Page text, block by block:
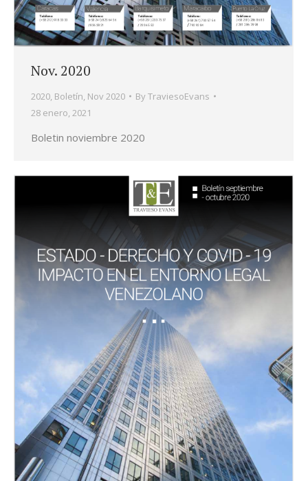
Nov. 2020
2020, Boletín, Nov 2020 ByTraviesoEvans
28 enero, 2021
Boletin noviembre 2020